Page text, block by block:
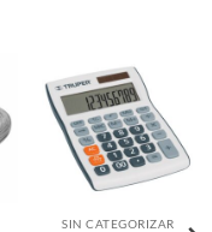
SIN CATEGORIZAR